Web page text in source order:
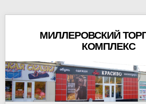
МИЛЛЕРОВСКИЙ
КОМПЛЕКС